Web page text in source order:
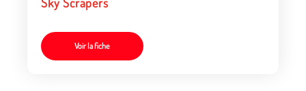
Voir la fiche